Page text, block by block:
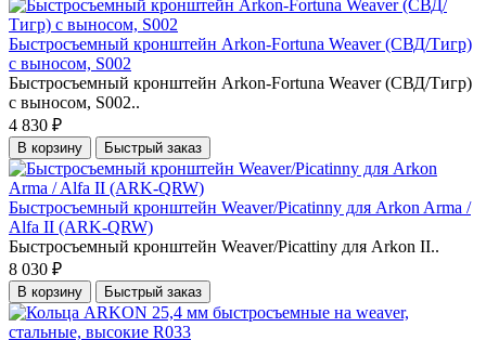
Быстросъемный кронштейн Arkon-Fortuna Weaver (СВД/Тигр)
с выносом, S002
Быстросъемный кронштейн Arkon-Fortuna Weaver (СВД/Тигр)
с выносом, S002..
4 830 ₽
В корзину Быстрый заказ
Быстросъемный кронштейн Weaver/Picatinny для Arkon Arma /
Alfa II (ARK-QRW)
Быстросъемный кронштейн Weaver/Picattiny для Arkon II..
8 030 ₽
В корзину Быстрый заказ